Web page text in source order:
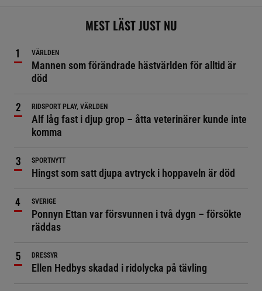
MEST LÄST JUST NU
VÄRLDEN
Mannen som förändrade hästvärlden för alltid är
död
RIDSPORT PLAY, VÄRLDEN
Alf låg fast i djup grop – åtta veterinärer kunde inte
komma
SPORTNYTT
Hingst som satt djupa avtryck i hoppaveln är död
SVERIGE
Ponnyn Ettan var försvunnen i två dygn – försökte
räddas
DRESSYR
Ellen Hedbys skadad i ridolycka på tävling